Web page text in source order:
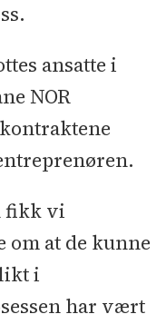
ansatte i
NOR
fikk vi
at de kunne
i
har vært